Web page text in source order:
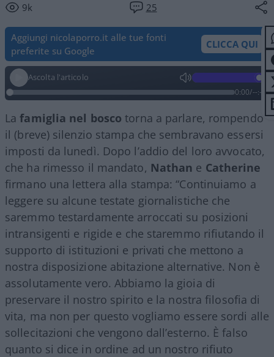
9k 25
Aggiungi nicolaporro.it alle tue fonti
preferite su Google
CLICCA QUI
Ascolta l'articolo
0:00/--:--
Lafamiglia nel bosco torna a parlare, rompendo
il (breve) silenzio stampa che sembravano essersi
imposti da lunedì. Dopo l’addio del loro avvocato,
che ha rimesso il mandato, Nathan e Catherine
firmano una lettera alla stampa: “Continuiamo a
leggere su alcune testate giornalistiche che
saremmo testardamente arroccati su posizioni
intransigenti e rigide e che staremmo rifiutando il
supporto di istituzioni e privati che mettono a
nostra disposizione abitazione alternative. Non è
assolutamente vero. Abbiamo la gioia di
preservare il nostro spirito e la nostra filosofia di
vita, ma non per questo vogliamo essere sordi alle
sollecitazioni che vengono dall’esterno. È falso
quanto si dice in ordine ad un nostro rifiuto